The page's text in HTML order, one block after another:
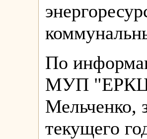
По
МУП
Мельченко,
текущего